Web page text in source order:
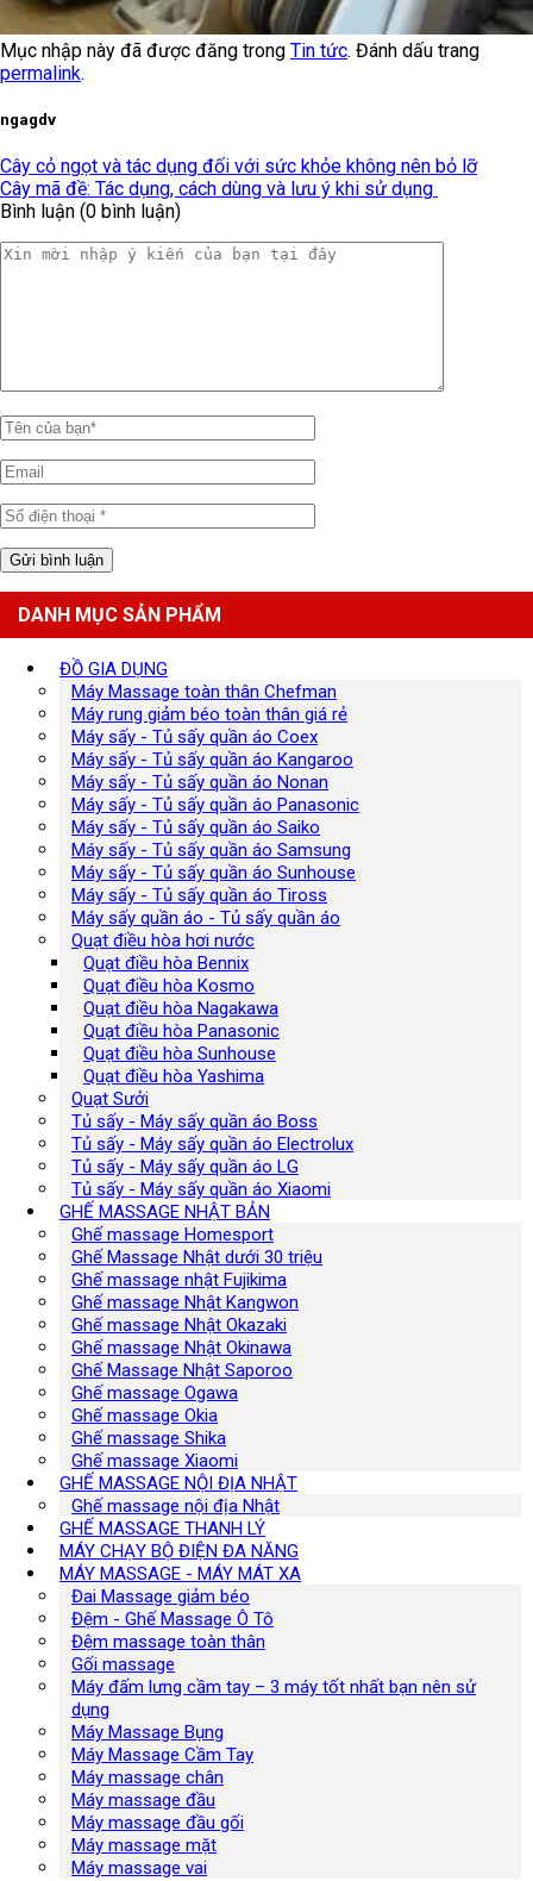
Mục nhập này đã được đăng trong Tin tức. Đánh dấu trang
permalink.
ngagdv
Cây cỏ ngọt và tác dụng đối với sức khỏe không nên bỏ lỡ
Cây mã đề: Tác dụng, cách dùng và lưu ý khi sử dụng
Bình luận (0 bình luận)
DANH MỤC SẢN PHẨM
ĐỒ GIA DỤNG
Máy Massage toàn thân Chefman
Máy rung giảm béo toàn thân giá rẻ
Máy sấy - Tủ sấy quần áo Coex
Máy sấy - Tủ sấy quần áo Kangaroo
Máy sấy - Tủ sấy quần áo Nonan
Máy sấy - Tủ sấy quần áo Panasonic
Máy sấy - Tủ sấy quần áo Saiko
Máy sấy - Tủ sấy quần áo Samsung
Máy sấy - Tủ sấy quần áo Sunhouse
Máy sấy - Tủ sấy quần áo Tiross
Máy sấy quần áo - Tủ sấy quần áo
Quạt điều hòa hơi nước
Quạt điều hòa Bennix
Quạt điều hòa Kosmo
Quạt điều hòa Nagakawa
Quạt điều hòa Panasonic
Quạt điều hòa Sunhouse
Quạt điều hòa Yashima
Quạt Sưởi
Tủ sấy - Máy sấy quần áo Boss
Tủ sấy - Máy sấy quần áo Electrolux
Tủ sấy - Máy sấy quần áo LG
Tủ sấy - Máy sấy quần áo Xiaomi
GHẾ MASSAGE NHẬT BẢN
Ghế massage Homesport
Ghế Massage Nhật dưới 30 triệu
Ghế massage nhật Fujikima
Ghế massage Nhật Kangwon
Ghế massage Nhật Okazaki
Ghế massage Nhật Okinawa
Ghế Massage Nhật Saporoo
Ghế massage Ogawa
Ghế massage Okia
Ghế massage Shika
Ghế massage Xiaomi
GHẾ MASSAGE NỘI ĐỊA NHẬT
Ghế massage nội địa Nhật
GHẾ MASSAGE THANH LÝ
MÁY CHẠY BỘ ĐIỆN ĐA NĂNG
MÁY MASSAGE - MÁY MÁT XA
Đai Massage giảm béo
Đệm - Ghế Massage Ô Tô
Đệm massage toàn thân
Gối massage
Máy đấm lưng cầm tay – 3 máy tốt nhất bạn nên sử
dụng
Máy Massage Bụng
Máy Massage Cầm Tay
Máy massage chân
Máy massage đầu
Máy massage đầu gối
Máy massage mặt
Máy massage vai